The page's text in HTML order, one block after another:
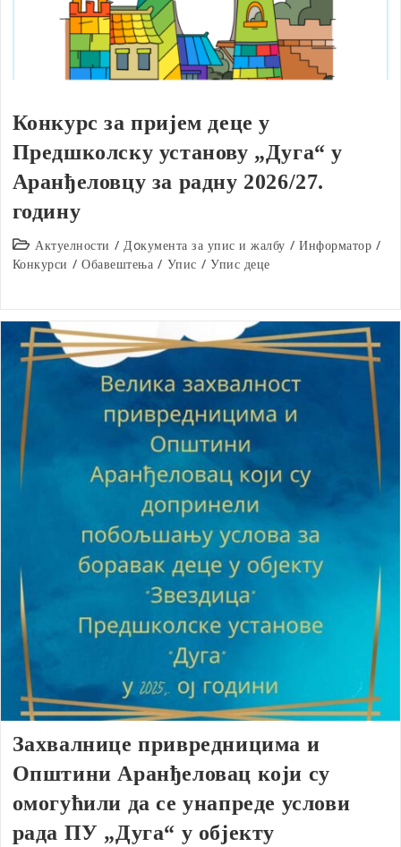
Конкурс за пријем деце у
Предшколску установу „Дуга“ у
Аранђеловцу за радну 2026/27.
годину
Post
category:
Актуелности / Дoкумента за упис и жалбу / Информатор /
Конкурси / Обавештења / Упис / Упис деце
Захвалнице привредницима и
Општини Аранђеловац који су
омогућили да се унапреде услови
рада ПУ „Дуга“ у објекту